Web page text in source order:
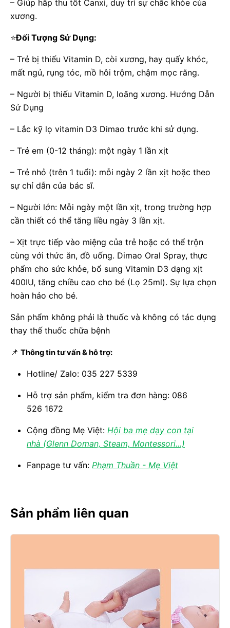
– Giúp hấp thu tốt Canxi, duy trì sự chắc khỏe của
xương.
⭐Đối Tượng Sử Dụng:
– Trẻ bị thiếu Vitamin D, còi xương, hay quấy khóc,
mất ngủ, rụng tóc, mồ hôi trộm, chậm mọc răng.
– Người bị thiếu Vitamin D, loãng xương. Hướng Dẫn
Sử Dụng
– Lắc kỹ lọ vitamin D3 Dimao trước khi sử dụng.
– Trẻ em (0-12 tháng): một ngày 1 lần xịt
– Trẻ nhỏ (trên 1 tuổi): mỗi ngày 2 lần xịt hoặc theo
sự chỉ dẫn của bác sĩ.
– Người lớn: Mỗi ngày một lần xịt, trong trường hợp
cần thiết có thể tăng liều ngày 3 lần xịt.
– Xịt trực tiếp vào miệng của trẻ hoặc có thể trộn
cùng với thức ăn, đồ uống. Dimao Oral Spray, thực
phẩm cho sức khỏe, bổ sung Vitamin D3 dạng xịt
400IU, tăng chiều cao cho bé (Lọ 25ml). Sự lựa chọn
hoàn hảo cho bé.
Sản phẩm không phải là thuốc và không có tác dụng
thay thế thuốc chữa bệnh
📌 Thông tin tư vấn & hỗ trợ:
Hotline/ Zalo: 035 227 5339
Hỗ trợ sản phẩm, kiểm tra đơn hàng: 086
526 1672
Cộng đồng Mẹ Việt: Hội ba mẹ dạy con tại
nhà (Glenn Doman, Steam, Montessori...)
Fanpage tư vấn: Phạm Thuần - Mẹ Việt
Sản phẩm liên quan